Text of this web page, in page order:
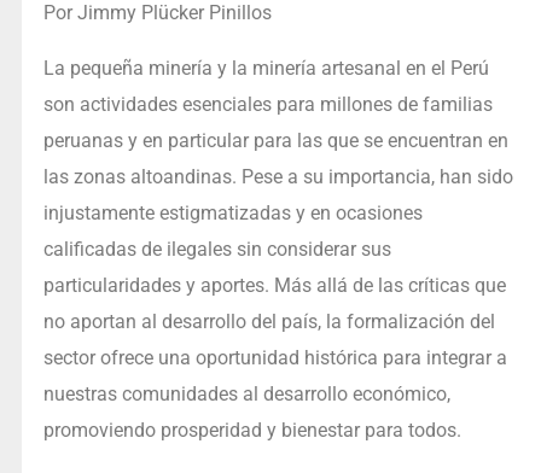
Por Jimmy Plücker Pinillos
La pequeña minería y la minería artesanal en el Perú
son actividades esenciales para millones de familias
peruanas y en particular para las que se encuentran en
las zonas altoandinas. Pese a su importancia, han sido
injustamente estigmatizadas y en ocasiones
calificadas de ilegales sin considerar sus
particularidades y aportes. Más allá de las críticas que
no aportan al desarrollo del país, la formalización del
sector ofrece una oportunidad histórica para integrar a
nuestras comunidades al desarrollo económico,
promoviendo prosperidad y bienestar para todos.